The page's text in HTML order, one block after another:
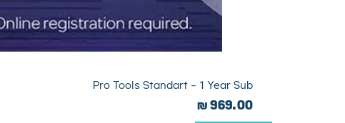
Pro Tools Standart – 1 Year Sub
₪969.00